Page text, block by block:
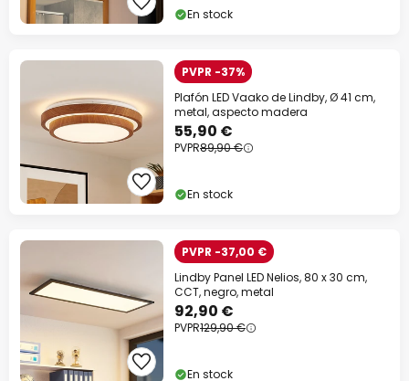
En stock
PVPR -37%
Plafón LED Vaako de Lindby, Ø 41 cm,
metal, aspecto madera
55,90 €
PVPR89,90 €
En stock
PVPR -37,00 €
Lindby Panel LED Nelios, 80 x 30 cm,
CCT, negro, metal
92,90 €
PVPR129,90 €
En stock